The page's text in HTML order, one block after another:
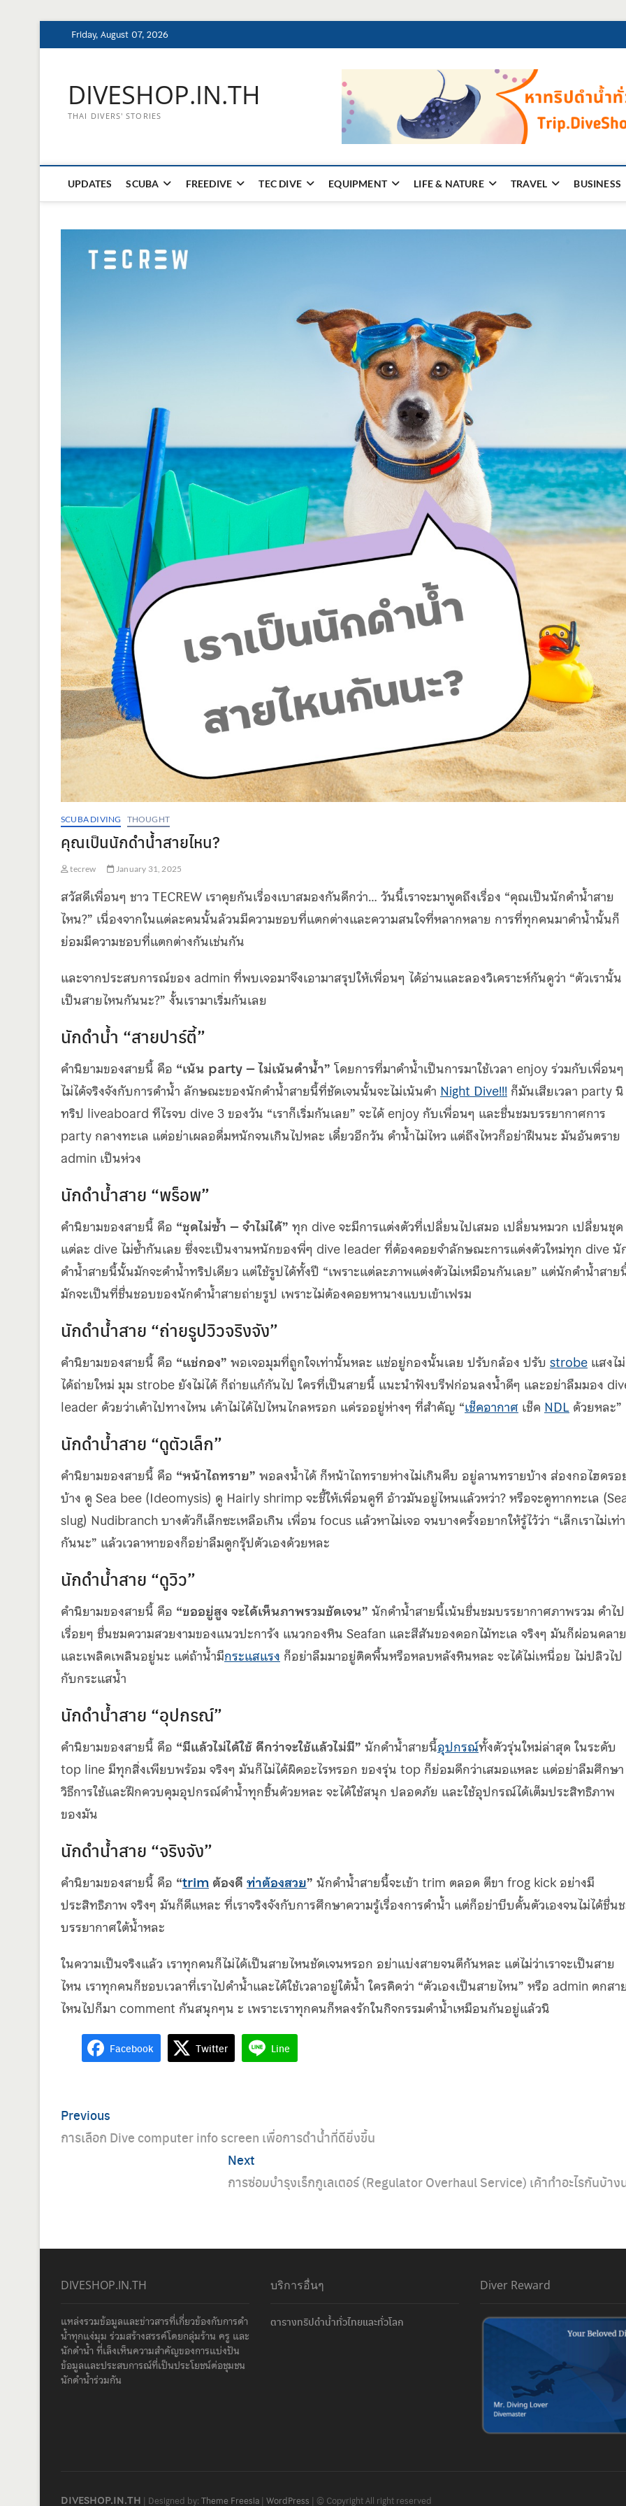
to
Friday, August 07, 2026
DIVESHOP.IN.TH
THAI DIVERS' STORIES
UPDATES SCUBA FREEDIVE TEC DIVE EQUIPMENT LIFE & NATURE TRAVEL BUSINESS
SCUBA DIVING THOUGHT
คุณเป็นนักดำน้ำสายไหน?
tecrew January 31, 2025
สวัสดีเพื่อนๆ ชาว TECREW เราคุยกันเรื่องเบาสมองกันดีกว่า… วันนี้เราจะมาพูดถึงเรื่อง “คุณเป็นนักดำน้ำสาย
ไหน?” เนื่องจากในแต่ละคนนั้นล้วนมีความชอบที่แตกต่างและความสนใจที่หลากหลาย การที่ทุกคนมาดำน้ำนั้นก็
ย่อมมีความชอบที่แตกต่างกันเช่นกัน
และจากประสบการณ์ของ admin ที่พบเจอมาจึงเอามาสรุปให้เพื่อนๆ ได้อ่านและลองวิเคราะห์กันดูว่า “ตัวเรานั้น
เป็นสายไหนกันนะ?” งั้นเรามาเริ่มกันเลย
นักดำน้ำ “สายปาร์ตี้”
คำนิยามของสายนี้ คือ “เน้น party – ไม่เน้นดำน้ำ” โดยการที่มาดำน้ำเป็นการมาใช้เวลา enjoy ร่วมกับเพื่อนๆ
ไม่ได้จริงจังกับการดำน้ำ ลักษณะของนักดำน้ำสายนี้ที่ชัดเจนนั้นจะไม่เน้นดำ Night Dive!!! ก็มันเสียเวลา party นิ
ทริป liveaboard ทีไรจบ dive 3 ของวัน “เราก็เริ่มกันเลย” จะได้ enjoy กับเพื่อนๆ และชื่นชมบรรยากาศการ
party กลางทะเล แต่อย่าเผลอดื่มหนักจนเกินไปหละ เดี๋ยวอีกวัน ดำน้ำไม่ไหว แต่ถึงไหวก็อย่าฝืนนะ มันอันตราย
admin เป็นห่วง
นักดำน้ำสาย “พร็อพ”
คำนิยามของสายนี้ คือ “ชุดไม่ซ้ำ – จำไม่ได้” ทุก dive จะมีการแต่งตัวที่เปลี่ยนไปเสมอ เปลี่ยนหมวก เปลี่ยนชุด
แต่ละ dive ไม่ซ้ำกันเลย ซึ่งจะเป็นงานหนักของพี่ๆ dive leader ที่ต้องคอยจำลักษณะการแต่งตัวใหม่ทุก dive นั
ดำน้ำสายนี้นั้นมักจะดำน้ำทริปเดียว แต่ใช้รูปได้ทั้งปี “เพราะแต่ละภาพแต่งตัวไม่เหมือนกันเลย” แต่นักดำน้ำสาย
มักจะเป็นที่ชื่นชอบของนักดำน้ำสายถ่ายรูป เพราะไม่ต้องคอยหานางแบบเข้าเฟรม
นักดำน้ำสาย “ถ่ายรูปวิวจริงจัง”
คำนิยามของสายนี้ คือ “แช่กอง” พอเจอมุมที่ถูกใจเท่านั้นหละ แช่อยู่กองนั้นเลย ปรับกล้อง ปรับ strobe แสงไม่
ได้ถ่ายใหม่ มุม strobe ยังไม่ได้ ก็ถ่ายแก้กันไป ใครที่เป็นสายนี้ แนะนำฟังบรีฟก่อนลงน้ำดีๆ และอย่าลืมมอง
leader ด้วยว่าเค้าไปทางไหน เค้าไม่ได้ไปไหนไกลหรอก แค่รออยู่ห่างๆ ที่สำคัญ “เช็คอากาศ เช็ค NDL ด้วยหละ”
นักดำน้ำสาย “ดูตัวเล็ก”
คำนิยามของสายนี้ คือ “หน้าไถทราย” พอลงน้ำได้ ก็หน้าไถทรายห่างไม่เกินคืบ อยู่ลานทรายบ้าง ส่องกอไฮดรอ
บ้าง ดู Sea bee (Ideomysis) ดู Hairly shrimp จะชี้ให้เพื่อนดูที อ้าวมันอยู่ไหนแล้วหว่า? หรือจะดูทากทะเล
slug) Nudibranch บางตัวก็เล็กซะเหลือเกิน เพื่อน focus แล้วหาไม่เจอ จนบางครั้งอยากให้รู้ไว้ว่า “เล็กเราไม่เท่า
กันนะ” แล้วเวลาหาของก็อย่าลืมดูกรุ๊ปตัวเองด้วยหละ
นักดำน้ำสาย “ดูวิว”
คำนิยามของสายนี้ คือ “ขออยู่สูง จะได้เห็นภาพรวมชัดเจน” นักดำน้ำสายนี้เน้นชื่นชมบรรยากาศภาพรวม ดำไป
เรื่อยๆ ชื่นชมความสวยงามของแนวปะการัง แนวกองหิน Seafan และสีสันของดอกไม้ทะเล จริงๆ มันก็ผ่อนคลาย
และเพลิดเพลินอยู่นะ แต่ถ้าน้ำมีกระแสแรง ก็อย่าลืมมาอยู่ติดพื้นหรือหลบหลังหินหละ จะได้ไม่เหนื่อย ไม่ปลิวไป
กับกระแสน้ำ
นักดำน้ำสาย “อุปกรณ์”
คำนิยามของสายนี้ คือ “มีแล้วไม่ได้ใช้ ดีกว่าจะใช้แล้วไม่มี” นักดำน้ำสายนี้อุปกรณ์ทั้งตัวรุ่นใหม่ล่าสุด ในระดับ
top line มีทุกสิ่งเพียบพร้อม จริงๆ มันก็ไม่ได้ผิดอะไรหรอก ของรุ่น top ก็ย่อมดีกว่าเสมอแหละ แต่อย่าลืมศึกษา
วิธีการใช้และฝึกควบคุมอุปกรณ์ดำน้ำทุกชิ้นด้วยหละ จะได้ใช้สนุก ปลอดภัย และใช้อุปกรณ์ได้เต็มประสิทธิภาพ
ของมัน
นักดำน้ำสาย “จริงจัง”
คำนิยามของสายนี้ คือ “trim ต้องดี ท่าต้องสวย” นักดำน้ำสายนี้จะเข้า trim ตลอด ตีขา frog kick อย่างมี
ประสิทธิภาพ จริงๆ มันก็ดีแหละ ที่เราจริงจังกับการศึกษาความรู้เรื่องการดำน้ำ แต่ก็อย่าบีบคั้นตัวเองจนไม่ได้ชื่น
บรรยากาศใต้น้ำหละ
ในความเป็นจริงแล้ว เราทุกคนก็ไม่ได้เป็นสายไหนชัดเจนหรอก อย่าแบ่งสายจนตีกันหละ แต่ไม่ว่าเราจะเป็นสาย
ไหน เราทุกคนก็ชอบเวลาที่เราไปดำน้ำและได้ใช้เวลาอยู่ใต้น้ำ ใครคิดว่า “ตัวเองเป็นสายไหน” หรือ admin ตกสา
ไหนไปก็มา comment กันสนุกๆน ะ เพราะเราทุกคนก็หลงรักในกิจกรรมดำน้ำเหมือนกันอยู่แล้วนิ
Facebook Twitter Line
Post
navigation
Previous
post:
การเลือก Dive computer info screen เพื่อการดำน้ำที่ดียิ่งขึ้น
Next
post:
การซ่อมบำรุงเร็กกูเลเตอร์ (Regulator Overhaul Service) เค้าทำอะไรกันบ้าง
DIVESHOP.IN.TH
แหล่งรวมข้อมูลและข่าวสารที่เกี่ยวข้องกับการดำ
น้ำทุกแง่มุม ร่วมสร้างสรรค์โดยกลุ่มร้าน ครู และ
นักดำน้ำ ที่เล็งเห็นความสำคัญของการแบ่งปัน
ข้อมูลและประสบการณ์ที่เป็นประโยชน์ต่อชุมชน
นักดำน้ำร่วมกัน
บริการอื่นๆ
ตารางทริปดำน้ำทั่วไทยและทั่วโลก
Diver Reward
DIVESHOP.IN.TH | Designed by: Theme Freesia | WordPress | © Copyright All right reserved